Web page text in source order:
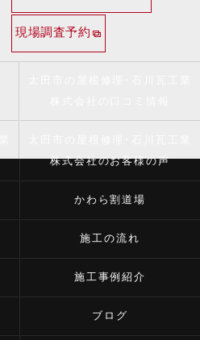
現場調査予約
株式会社のお客様の声
かわら割道場
施工の流れ
施工事例紹介
ブログ